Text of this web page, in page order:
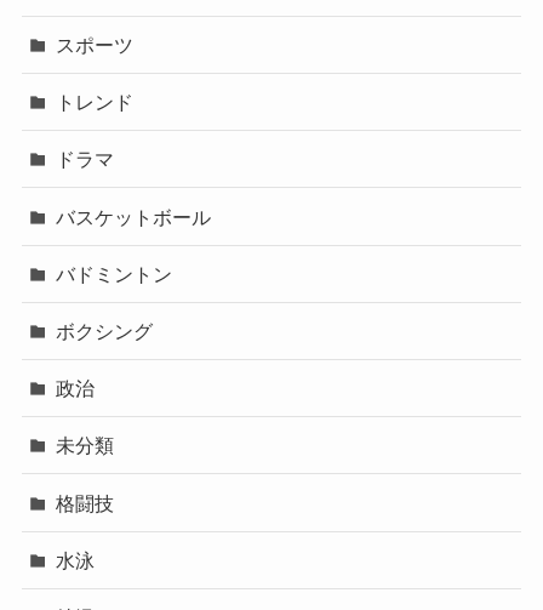
スポーツ
トレンド
ドラマ
バスケットボール
バドミントン
ボクシング
政治
未分類
格闘技
水泳